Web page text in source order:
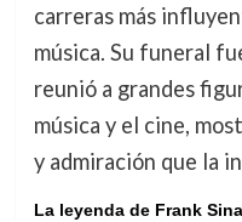
carreras más
música. Su funeral
reunió a grandes
música y el cine,
y admiración que la
La leyenda de Frank